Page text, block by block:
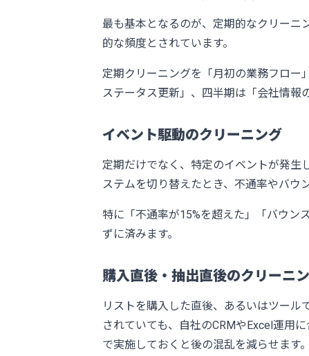
最も基本となるのが、定期的なクリーニ
的な頻度とされています。
定期クリーニングを「月初の業務フロー
ステータス更新」、四半期は「会社情報
イベント駆動のクリーニング
定期だけでなく、特定のイベントが発生
ステムを切り替えたとき、不通率やバウ
特に「不通率が15%を超えた」「バウン
ずに済みます。
購入直後・抽出直後のクリーニ
リストを購入した直後、あるいはツー
されていても、自社のCRMやExcel運用
で実施しておくと後の混乱を減らせます。